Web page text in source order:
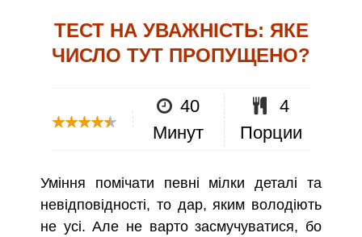
ТЕСТ НА УВАЖНІСТЬ: ЯКЕ
ЧИСЛО ТУТ ПРОПУЩЕНО?
40
Минут
4
Порции
Уміння помічати певні мілки деталі та
невідповідності, то дар, яким володіють
не усі. Але не варто засмучуватися, бо